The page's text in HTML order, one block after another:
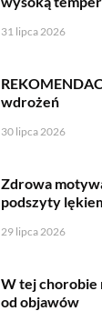
31 lipca 2026
wdrożeń
30 lipca 2026
Zdrowa
podszyty
29 lipca 2026
W tej chorobie
od objawów